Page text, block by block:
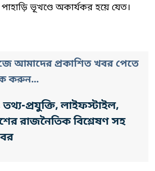
ভূখণ্ডে অকার্যকর হয়ে যেত।
আমাদের প্রকাশিত খবর পেতে
করুন...
প্রযুক্তি, লাইফস্টাইল,
রাজনৈতিক বিশ্লেষণ সহ